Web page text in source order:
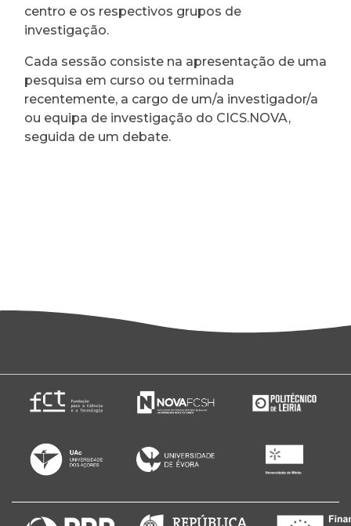
centro e os respectivos grupos de
investigação.
Cada sessão consiste na apresentação de uma
pesquisa em curso ou terminada
recentemente, a cargo de um/a investigador/a
ou equipa de investigação do CICS.NOVA,
seguida de um debate.